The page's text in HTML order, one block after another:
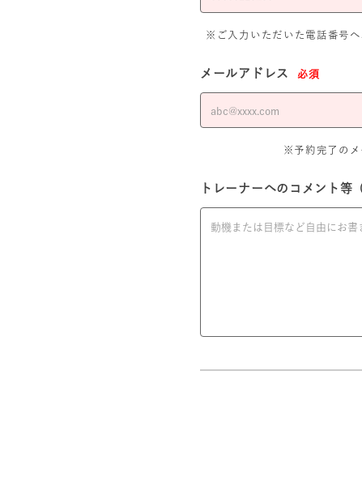
※ご入力いただいた電話番号へ
メールアドレス 必須
※予約完了のメ
トレーナーへのコメント等